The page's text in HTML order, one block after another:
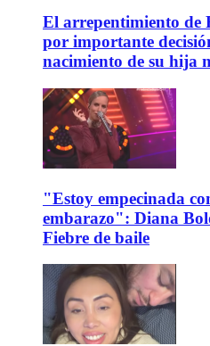
El arrepentimiento de
por importante
nacimiento de su hija
"Estoy empecinada
embarazo": Diana
Fiebre de baile